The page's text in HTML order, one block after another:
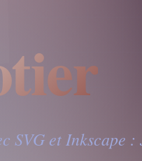
SVG et Inkscape :